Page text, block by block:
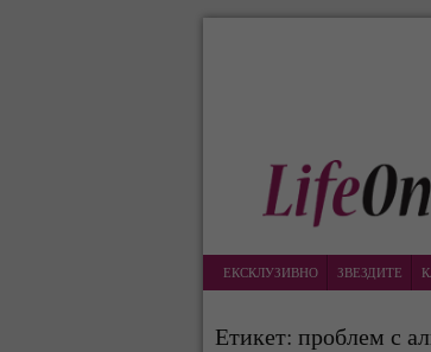
ЕКСКЛУЗИВНО ЗВЕЗДИТЕ
Етикет: проблем с